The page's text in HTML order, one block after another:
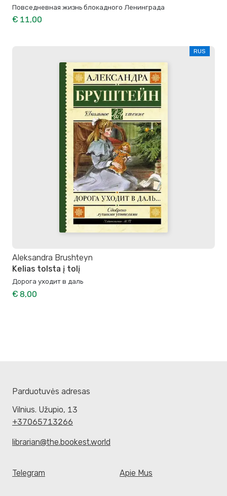
Повседневная жизнь блокадного Ленинграда
€ 11,00
RUS
Aleksandra Brushteyn
Kelias tolsta į tolį
Дорога уходит в даль
€ 8,00
Parduotuvės adresas
Vilnius. Užupio, 13
+37065713266
librarian@the.bookest.world
Telegram Apie Mus